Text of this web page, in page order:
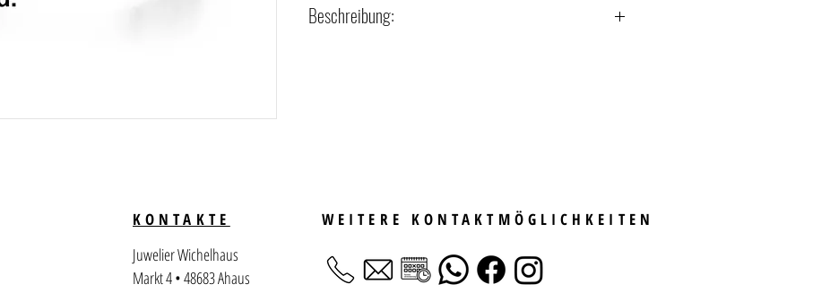
Beschreibung:
KONTAKTE WEITERE KONTAKTMÖGLICHKEITEN
Juwelier Wichelhaus
Markt 4 • 48683 Ahaus